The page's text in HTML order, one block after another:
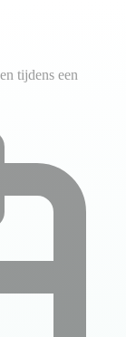
tijdens een